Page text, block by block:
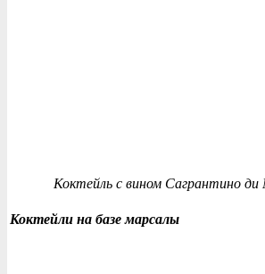
Коктейль с вином Сагрантино
Коктейли на базе марсалы